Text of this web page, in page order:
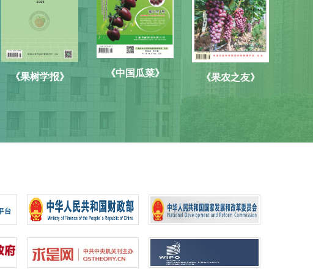
《果树学报》 《中国瓜菜》 《果农之友》